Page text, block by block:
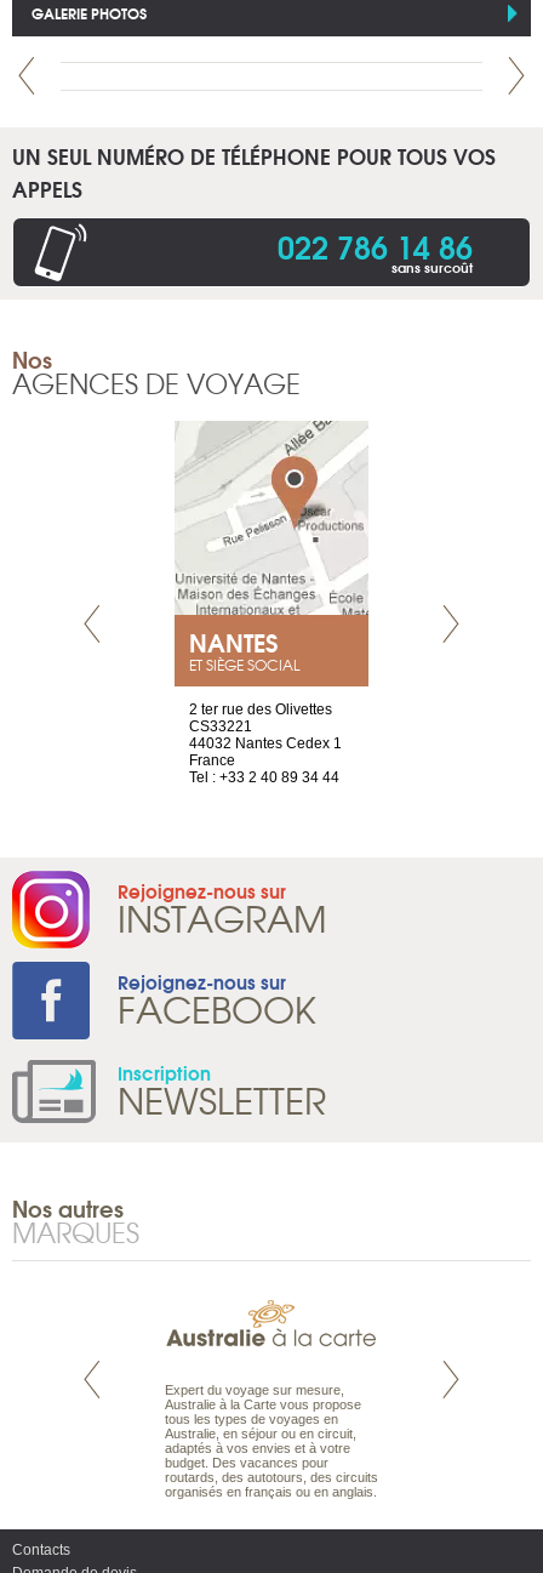
GALERIE PHOTOS
UN SEUL NUMÉRO DE TÉLÉPHONE POUR TOUS VOS
APPELS
022 786 14 86
sans surcoût
Nos
AGENCES DE VOYAGE
NANTES
ET SIÈGE SOCIAL
2 ter rue des Olivettes
CS33221
44032 Nantes Cedex 1
France
Tel : +33 2 40 89 34 44
Rejoignez-nous sur
INSTAGRAM
Rejoignez-nous sur
FACEBOOK
Inscription
NEWSLETTER
Nos autres
MARQUES
est le spécialiste
Expert du voyage sur mesure,
Australie à la Carte vous propose
tous les types de voyages en
Australie, en séjour ou en circuit,
adaptés à vos envies et à votre
budget. Des vacances pour
routards, des autotours, des circuits
organisés en français ou en anglais.
Parce qu'ils sont
Contacts